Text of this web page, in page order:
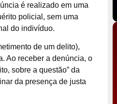
é realizado em uma
policial, sem uma
do indivíduo.
de um delito),
Ao receber a denúncia, o
sobre a questão” da
da presença de justa